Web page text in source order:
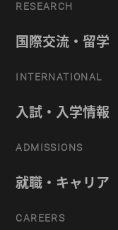
RESEARCH
国際交流・留学
INTERNATIONAL
入試・入学情報
ADMISSIONS
就職・キャリア
CAREERS